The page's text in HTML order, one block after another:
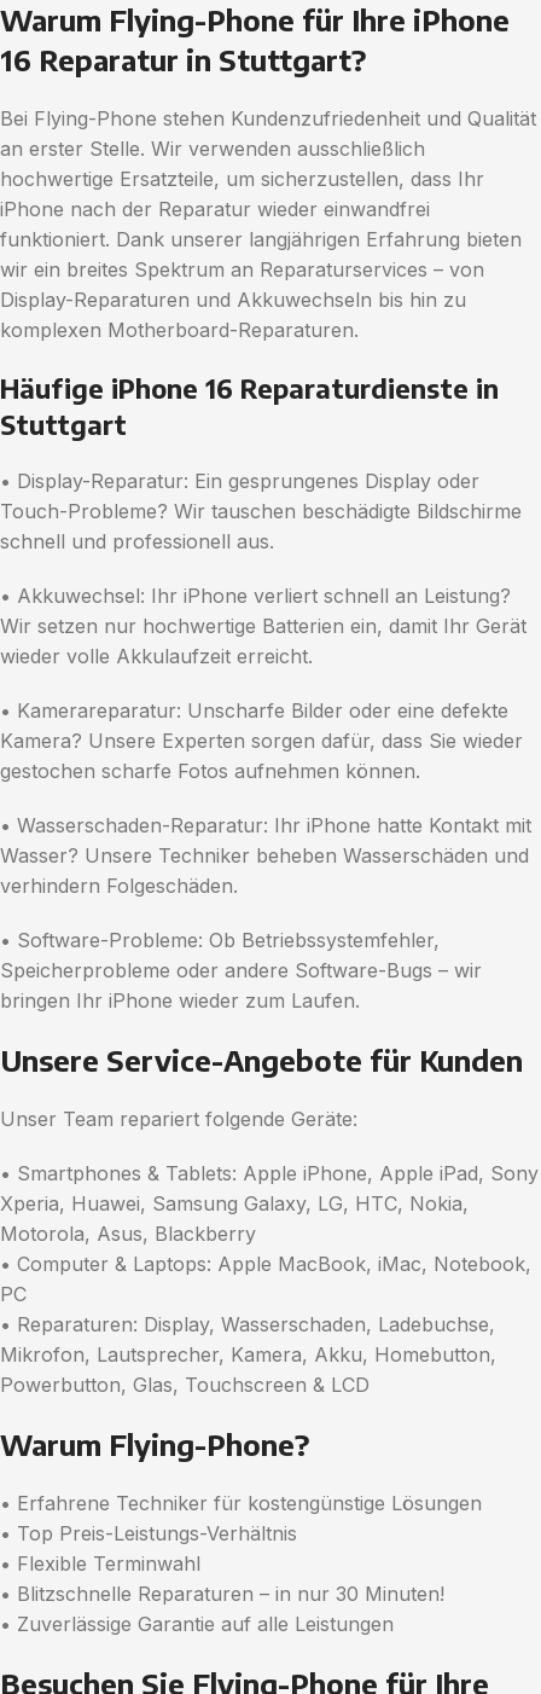
Warum Flying-Phone für Ihre iPhone
16 Reparatur in Stuttgart?
Bei Flying-Phone stehen Kundenzufriedenheit und Qualität
an erster Stelle. Wir verwenden ausschließlich
hochwertige Ersatzteile, um sicherzustellen, dass Ihr
iPhone nach der Reparatur wieder einwandfrei
funktioniert. Dank unserer langjährigen Erfahrung bieten
wir ein breites Spektrum an Reparaturservices – von
Display-Reparaturen und Akkuwechseln bis hin zu
komplexen Motherboard-Reparaturen.
Häufige iPhone 16 Reparaturdienste in
Stuttgart
• Display-Reparatur: Ein gesprungenes Display oder
Touch-Probleme? Wir tauschen beschädigte Bildschirme
schnell und professionell aus.
• Akkuwechsel: Ihr iPhone verliert schnell an Leistung?
Wir setzen nur hochwertige Batterien ein, damit Ihr Gerät
wieder volle Akkulaufzeit erreicht.
• Kamerareparatur: Unscharfe Bilder oder eine defekte
Kamera? Unsere Experten sorgen dafür, dass Sie wieder
gestochen scharfe Fotos aufnehmen können.
• Wasserschaden-Reparatur: Ihr iPhone hatte Kontakt mit
Wasser? Unsere Techniker beheben Wasserschäden und
verhindern Folgeschäden.
• Software-Probleme: Ob Betriebssystemfehler,
Speicherprobleme oder andere Software-Bugs – wir
bringen Ihr iPhone wieder zum Laufen.
Unsere Service-Angebote für Kunden
Unser Team repariert folgende Geräte:
• Smartphones & Tablets: Apple iPhone, Apple iPad, Sony
Xperia, Huawei, Samsung Galaxy, LG, HTC, Nokia,
Motorola, Asus, Blackberry
• Computer & Laptops: Apple MacBook, iMac, Notebook,
PC
• Reparaturen: Display, Wasserschaden, Ladebuchse,
Mikrofon, Lautsprecher, Kamera, Akku, Homebutton,
Powerbutton, Glas, Touchscreen & LCD
Warum Flying-Phone?
• Erfahrene Techniker für kostengünstige Lösungen
• Top Preis-Leistungs-Verhältnis
• Flexible Terminwahl
• Blitzschnelle Reparaturen – in nur 30 Minuten!
• Zuverlässige Garantie auf alle Leistungen
Besuchen Sie Flying-Phone für Ihre